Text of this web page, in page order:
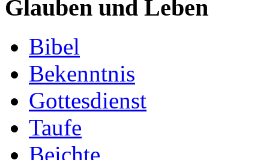
Glauben und Leben
Bibel
Bekenntnis
Gottesdienst
Taufe
Beichte